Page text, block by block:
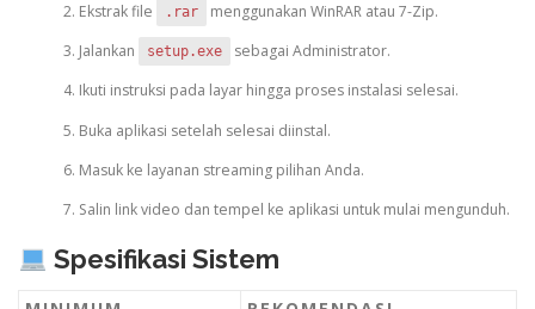
Ekstrak file
.rar
menggunakan WinRAR atau 7-Zip.
Jalankan
setup.exe
sebagai Administrator.
Ikuti instruksi pada layar hingga proses instalasi selesai.
Buka aplikasi setelah selesai diinstal.
Masuk ke layanan streaming pilihan Anda.
Salin link video dan tempel ke aplikasi untuk mulai mengunduh.
Spesifikasi Sistem